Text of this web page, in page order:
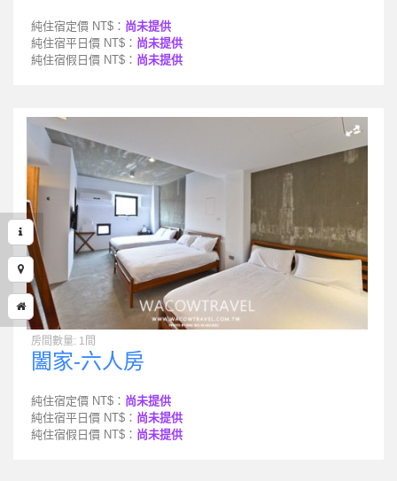
純住宿定價 NT$： 尚未提供
純住宿平日價 NT$： 尚未提供
純住宿假日價 NT$： 尚未提供
房間數量: 1間
闔家-六人房
純住宿定價 NT$： 尚未提供
純住宿平日價 NT$： 尚未提供
純住宿假日價 NT$： 尚未提供